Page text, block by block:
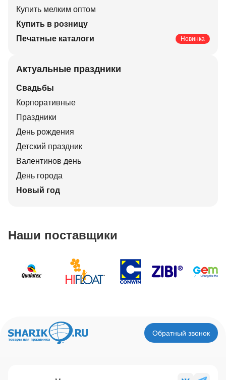
Купить мелким оптом
Купить в розницу
Печатные каталоги
Новинка
Актуальные праздники
Свадьбы
Корпоративные
Праздники
День рождения
Детский праздник
Валентинов день
День города
Новый год
Наши поставщики
Обратный звонок